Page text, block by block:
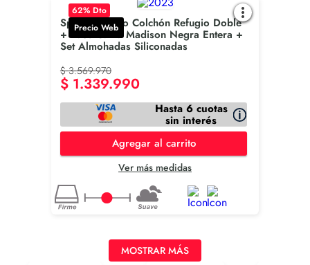
62% Dto
Precio Web
Spring Combo Colchón Refugio Doble
+ Base Cama Madison Negra Entera +
Set Almohadas Siliconadas
$ 3.569.970
$ 1.339.990
Hasta 6 cuotas
sin interés
Agregar al carrito
Ver más medidas
MOSTRAR MÁS